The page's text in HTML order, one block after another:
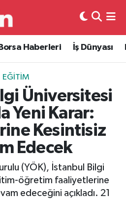
Borsa Haberleri İş Dünyası
EĞITIM
Üniversitesi
Yeni Karar:
Kesintisiz
Edecek
(YÖK), İstanbul Bilgi
öğretim faaliyetlerine
edeceğini açıkladı. 21
ve Fikstür